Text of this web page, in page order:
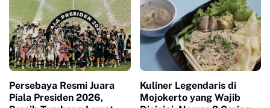
Persebaya Resmi Juara
Piala Presiden 2026,
Kuliner Legendaris di
Mojokerto yang Wajib